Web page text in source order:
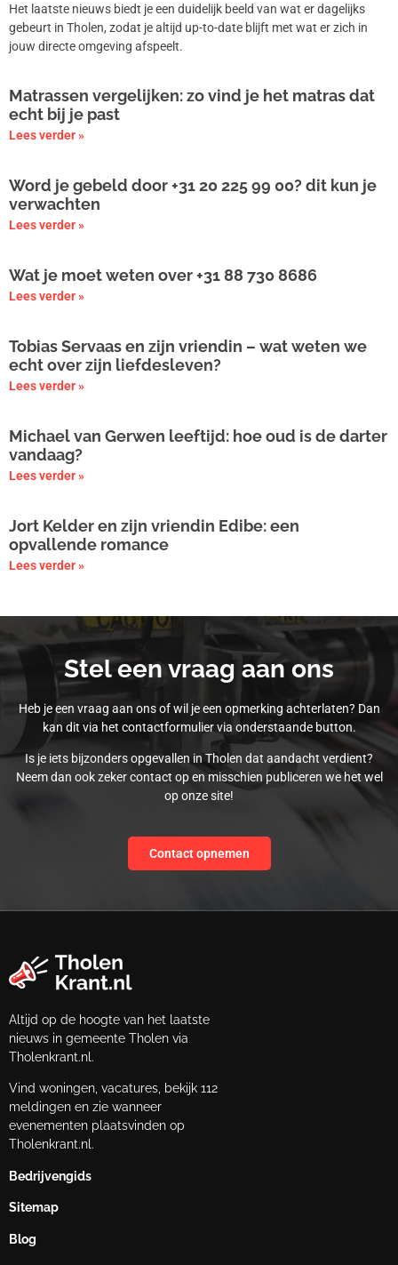
Het laatste nieuws biedt je een duidelijk beeld van wat er dagelijks
gebeurt in Tholen, zodat je altijd up-to-date blijft met wat er zich in
jouw directe omgeving afspeelt.
Matrassen vergelijken: zo vind je het matras dat
echt bij je past
Lees verder »
Word je gebeld door +31 20 225 99 00? dit kun je
verwachten
Lees verder »
Wat je moet weten over +31 88 730 8686
Lees verder »
Tobias Servaas en zijn vriendin – wat weten we
echt over zijn liefdesleven?
Lees verder »
Michael van Gerwen leeftijd: hoe oud is de darter
vandaag?
Lees verder »
Jort Kelder en zijn vriendin Edibe: een
opvallende romance
Lees verder »
Stel een vraag aan ons
Heb je een vraag aan ons of wil je een opmerking achterlaten? Dan
kan dit via het contactformulier via onderstaande button.
Is je iets bijzonders opgevallen in Tholen dat aandacht verdient?
Neem dan ook zeker contact op en misschien publiceren we het wel
op onze site!
Contact opnemen
Altijd op de hoogte van het laatste
nieuws in gemeente Tholen via
Tholenkrant.nl.
Vind woningen, vacatures, bekijk 112
meldingen en zie wanneer
evenementen plaatsvinden op
Tholenkrant.nl.
Bedrijvengids
Sitemap
Blog